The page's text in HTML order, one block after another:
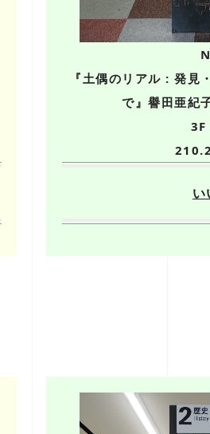
『土偶のリアル : 発見
で』譽田亜紀
3F